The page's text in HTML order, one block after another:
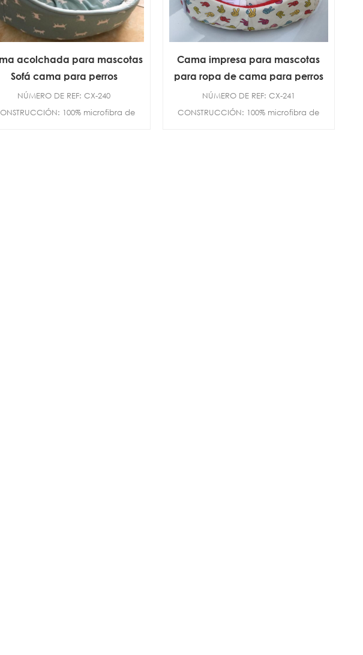
acolchada para mascotas
Sofá cama para perros
NÚMERO DE REF: CX-240
100% microfibra de
Cama impresa para mascotas
para ropa de cama para perros
NÚMERO DE REF: CX-241
CONSTRUCCIÓN: 100% microfibra de